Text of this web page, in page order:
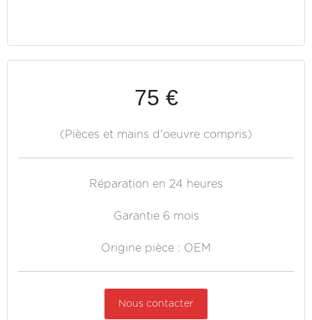
75 €
(Pièces et mains d'oeuvre compris)
Réparation en 24 heures
Garantie 6 mois
Origine pièce : OEM
Nous contacter